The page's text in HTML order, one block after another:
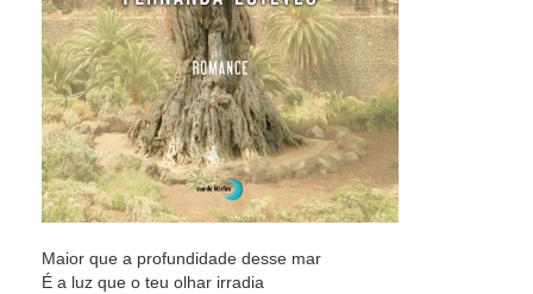
Maior que a profundidade desse mar
É a luz que o teu olhar irradia